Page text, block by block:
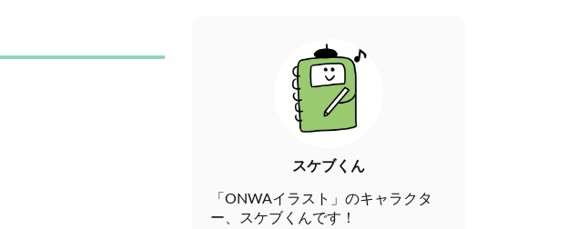
スケブくん
「ONWAイラスト」のキャラクタ
ー、スケブくんです！